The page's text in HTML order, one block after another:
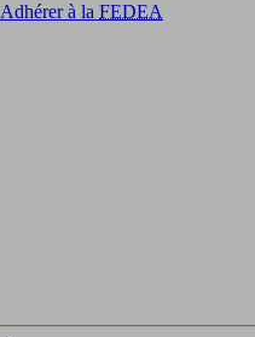
Adhérer à la FEDEA